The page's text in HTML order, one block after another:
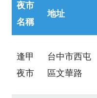
夜市
名稱
地址
逢甲
夜市
台中市西屯
區文華路